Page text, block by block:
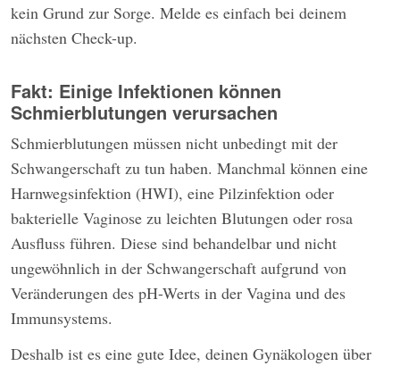
kein Grund zur Sorge. Melde es einfach bei deinem
nächsten Check-up.
Fakt: Einige Infektionen können
Schmierblutungen verursachen
Schmierblutungen müssen nicht unbedingt mit der
Schwangerschaft zu tun haben. Manchmal können eine
Harnwegsinfektion (HWI), eine Pilzinfektion oder
bakterielle Vaginose zu leichten Blutungen oder rosa
Ausfluss führen. Diese sind behandelbar und nicht
ungewöhnlich in der Schwangerschaft aufgrund von
Veränderungen des pH-Werts in der Vagina und des
Immunsystems.
Deshalb ist es eine gute Idee, deinen Gynäkologen über